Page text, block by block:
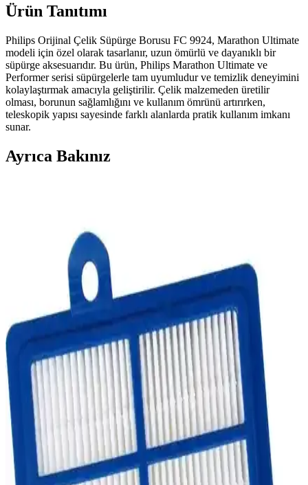
Ürün Tanıtımı
Philips Orijinal Çelik Süpürge Borusu FC 9924, Marathon Ultimate
modeli için özel olarak tasarlanır, uzun ömürlü ve dayanıklı bir
süpürge aksesuarıdır. Bu ürün, Philips Marathon Ultimate ve
Performer serisi süpürgelerle tam uyumludur ve temizlik deneyimini
kolaylaştırmak amacıyla geliştirilir. Çelik malzemeden üretilir
olması, borunun sağlamlığını ve kullanım ömrünü artırırken,
teleskopik yapısı sayesinde farklı alanlarda pratik kullanım imkanı
sunar.
Ayrıca Bakınız
Karşılaştırması
İki kablosuz dik süpürge modeli olan Grundig VCP 7330 ve Stanley
SFMCVS001D1'in güç, kullanım süresi ve tasarım özellikleri
Philips Powerpro City FC9331/07 Orijinal Filtre Seti
Temizlik Performansını Artırır
Philips Powerpro City FC9331/07 orijinal filtre seti, yüksek çekiş
gücü ve hijyen sağlayarak temizlik performansını artırır. Düzenli
bakım ve doğru montajla uzun ömürlü kullanım sağlar.
Philips Power Pro HEPA Filtre Seti: Uyumlu
Modeller ve Temizlik Performansı
Philips Power Pro HEPA Filtre Seti, yüksek filtrasyon kapasitesi ve
uyumluluğu ile ev temizliğinde hijyen sağlar, toz ve alerjenleri etkili
şekilde tutar.